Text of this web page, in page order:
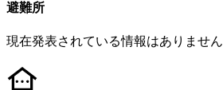
避難所
現在発表されている情報はありません